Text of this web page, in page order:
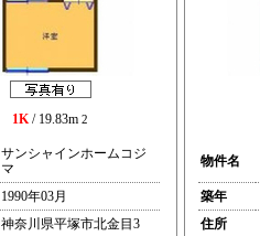
1K/ 19.83m 2
サンシャインホームコジ
マ
1990年03月
神奈川県平塚市北金目3
物件名
築年
住所